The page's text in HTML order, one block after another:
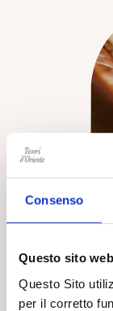
Consenso
Questo sito
Questo Sito
per il corretto
antiossidanti,